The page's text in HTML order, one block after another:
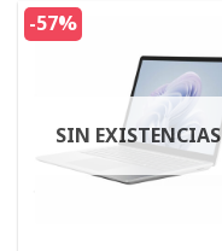
-57%
SIN EXISTENCIAS